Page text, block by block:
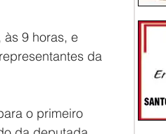
9 horas, e
da
o primeiro